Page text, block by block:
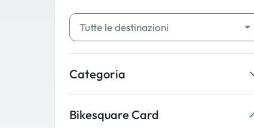
Tutte le destinazioni
Categoria
Bikesquare Card